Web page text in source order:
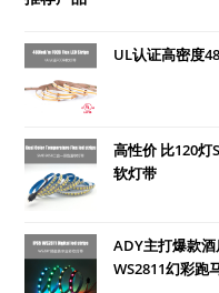
UL认证高密度
高性价 比120灯
软灯带
ADY主打爆款
WS2811幻彩跑